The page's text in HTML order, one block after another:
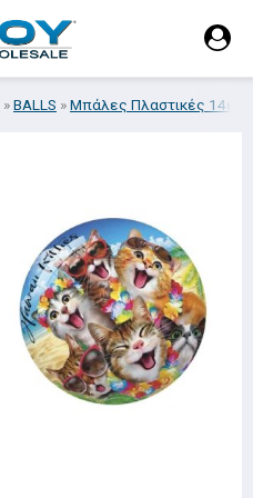
»BALLS »Μπάλες Πλαστικές 14εκ.